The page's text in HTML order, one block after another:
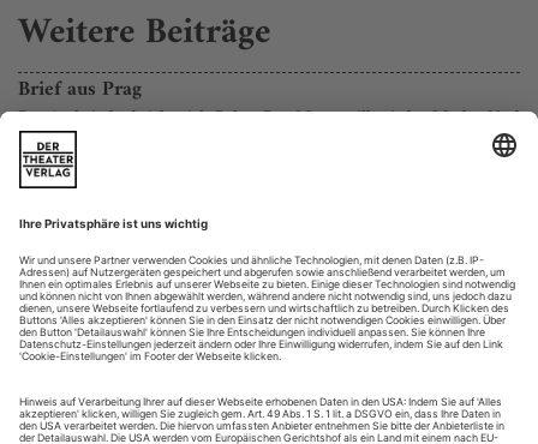
Weitere Beiträge
Brief aus Prag
Das Archaische bricht sich Bahn. Der Mann will wieder Macht. Und
hasst sich dafür.
Am Bahnhof vorn am Eingang dreht der chinesische
Obstverkäufer jede Erdbeere mit Spitze nach oben wie eine
kleine Kanone. Im Postkartenständer prunken Fotos der
berühmten Karlsbrücke, die mit vielen Heiligenfiguren
bestückt und ansonsten menschenleer ist, beschienen von
güldener Sonne. Prag, die Goldene, hat diesen leutelosen
Anblick außer am allerfrühesten Morgen...
Die Highlights im August und September